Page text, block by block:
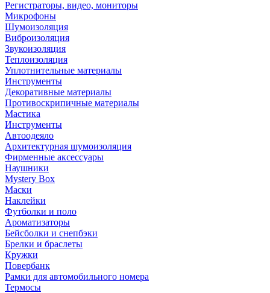
Регистраторы, видео, мониторы
Микрофоны
Шумоизоляция
Виброизоляция
Звукоизоляция
Теплоизоляция
Уплотнительные материалы
Инструменты
Декоративные материалы
Противоскрипичные материалы
Мастика
Инструменты
Автоодеяло
Архитектурная шумоизоляция
Фирменные аксессуары
Наушники
Mystery Box
Маски
Наклейки
Футболки и поло
Ароматизаторы
Бейсболки и снепбэки
Брелки и браслеты
Кружки
Повербанк
Рамки для автомобильного номера
Термосы